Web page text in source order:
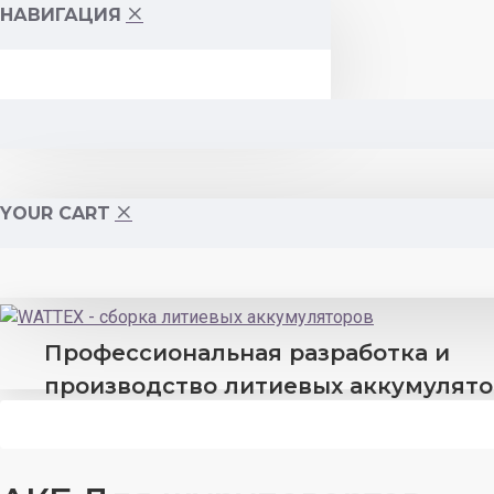
НАВИГАЦИЯ
YOUR CART
Профессиональная разработка и
производство литиевых